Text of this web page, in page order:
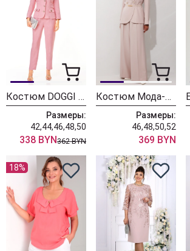
Костюм DOGGI 2848-1 пудра
Размеры:
42,44,46,48,50
338 BYN362 BYN
Костюм Мода-Юрс 26-2987 пудра
Размеры:
46,48,50,52
369 BYN
18%